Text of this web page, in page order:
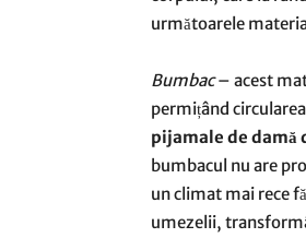
următoarele
Bumbac– acest
permițând
pijamale de damă
bumbacul nu are
un climat mai rece
umezelii,